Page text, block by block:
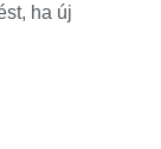
ha új